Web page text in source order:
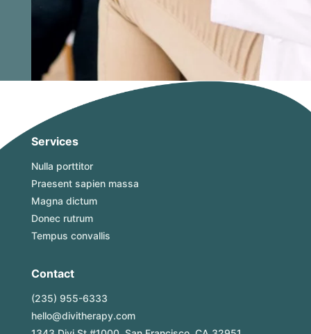
Services
Nulla porttitor
Praesent sapien massa
Magna dictum
Donec rutrum
Tempus convallis
Contact
(235) 955-6333
hello@divitherapy.com